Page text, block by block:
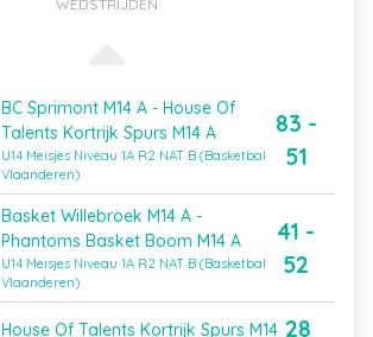
WEDSTRIJDEN
BC Sprimont M14 A - House Of
Talents Kortrijk Spurs M14 A
U14 Meisjes Niveau 1A R2 NAT B (Basketbal
Vlaanderen)
83 -
51
Basket Willebroek M14 A -
Phantoms Basket Boom M14 A
U14 Meisjes Niveau 1A R2 NAT B (Basketbal
Vlaanderen)
41 -
52
House Of Talents Kortrijk Spurs M14 28